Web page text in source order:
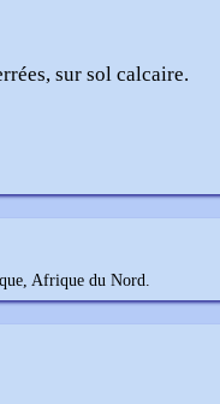
sur sol calcaire.
Afrique du Nord.